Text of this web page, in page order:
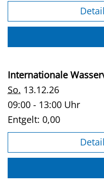
Internationale
So. 13.12.26
09:00 - 13:00 Uhr
Entgelt: 0,00